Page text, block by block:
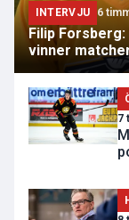
INTERVJU 6
Filip
vinner
7